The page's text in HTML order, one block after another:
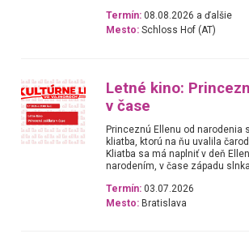
Termín: 08.08.2026 a ďalšie
Mesto: Schloss Hof (AT)
Letné kino:
v čase
Princeznú Ellenu od narodenia
kliatba, ktorú na ňu uvalila
Kliatba sa má naplniť v deň
narodením, v čase západu
Termín: 03.07.2026
Mesto: Bratislava